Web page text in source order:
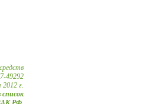
49292
2012 г.